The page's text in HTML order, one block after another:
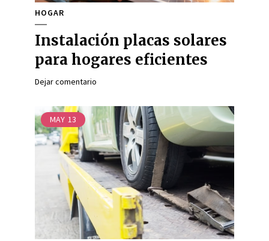
HOGAR
Instalación placas solares
para hogares eficientes
Dejar comentario
MAY 13